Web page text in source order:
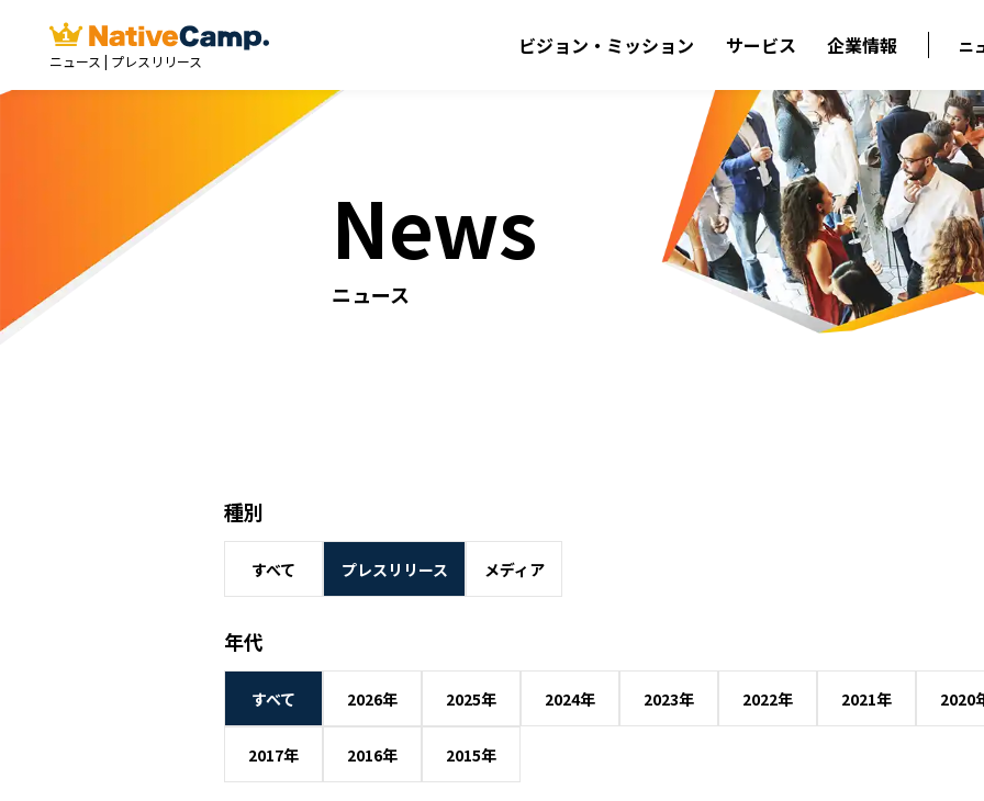
ニュース | プレスリリース
ビジョン・ミッション サービス 企業情報 ニ
News
ニュース
種別
すべて プレスリリース メディア
年代
すべて 2026年 2025年 2024年 2023年 2022年 2021年 2020
2017年 2016年 2015年